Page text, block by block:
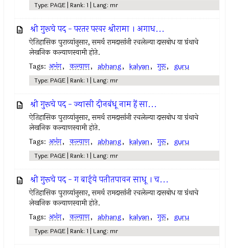
Type: PAGE | Rank: 1 | Lang: mr
श्री गुरूचे पद - परतर परवर श्रीरामा । अगाध...
ऐतिहासिक पुराव्यांनुसार, समर्थ रामदासांनी रचलेल्या दासबोध या ग्रंथाचे
लेखनिक कल्याणस्वामी होते.
Tags: अभंग, कल्याण, abhang, kalyan, गुरू, guru
Type: PAGE | Rank: 1 | Lang: mr
श्री गुरूचे पद - ज्यासी दीनबंधू नाम हें सा...
ऐतिहासिक पुराव्यांनुसार, समर्थ रामदासांनी रचलेल्या दासबोध या ग्रंथाचे
लेखनिक कल्याणस्वामी होते.
Tags: अभंग, कल्याण, abhang, kalyan, गुरू, guru
Type: PAGE | Rank: 1 | Lang: mr
श्री गुरूचे पद - ग बाईये पतीतपावन साधू । च...
ऐतिहासिक पुराव्यांनुसार, समर्थ रामदासांनी रचलेल्या दासबोध या ग्रंथाचे
लेखनिक कल्याणस्वामी होते.
Tags: अभंग, कल्याण, abhang, kalyan, गुरू, guru
Type: PAGE | Rank: 1 | Lang: mr